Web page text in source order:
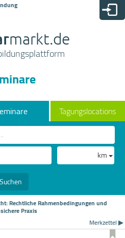
markt.de
Tagungslocations
km
Suchen
Rechtliche Rahmenbedingungen und
Praxis
Merkzettel ▶